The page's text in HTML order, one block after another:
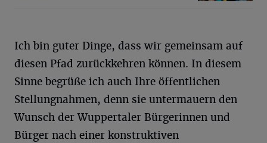
Ich bin guter Dinge, dass wir gemeinsam auf
diesen Pfad zurückkehren können. In diesem
Sinne begrüße ich auch Ihre öffentlichen
Stellungnahmen, denn sie untermauern den
Wunsch der Wuppertaler Bürgerinnen und
Bürger nach einer konstruktiven